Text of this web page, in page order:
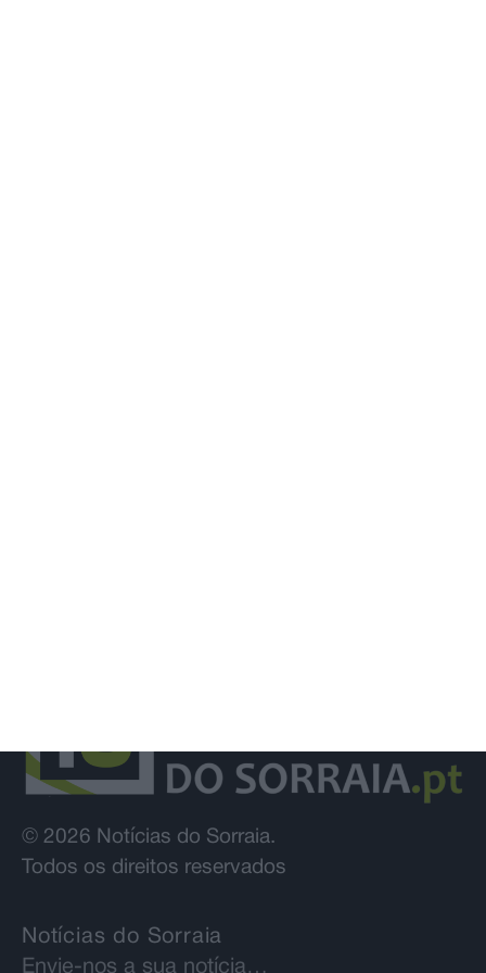
© 2026 Notícias do Sorraia.
Todos os direitos reservados
Notícias do Sorraia
Envie-nos a sua notícia…